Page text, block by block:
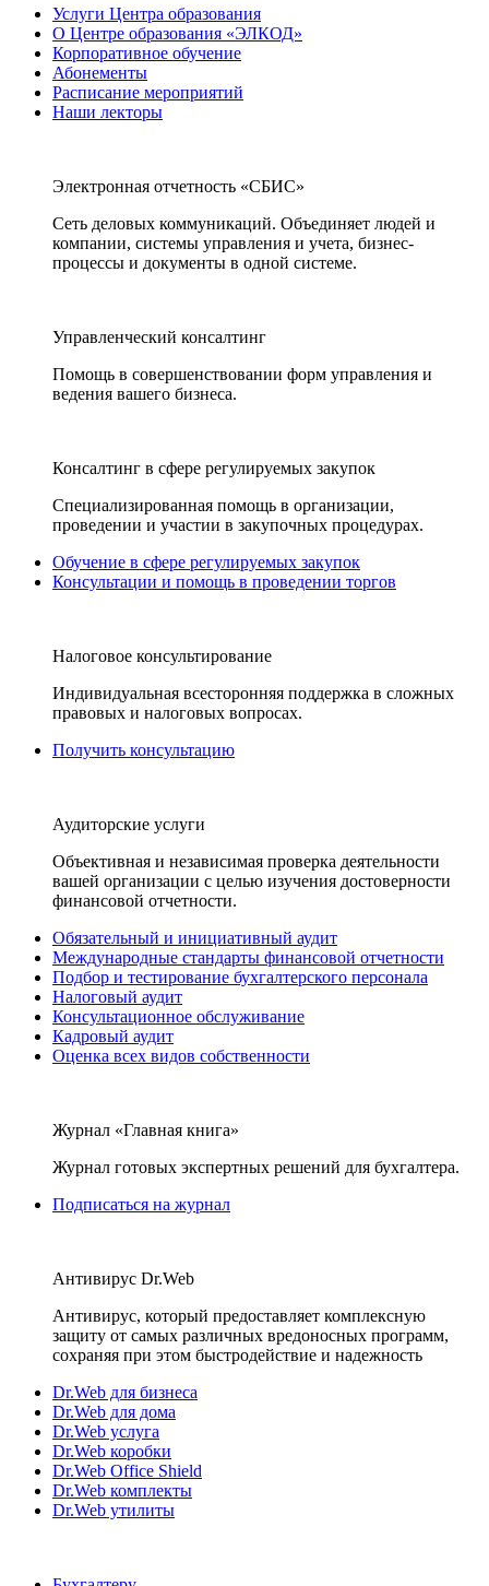
Услуги Центра образования
О Центре образования «ЭЛКОД»
Корпоративное обучение
Абонементы
Расписание мероприятий
Наши лекторы
Электронная отчетность «СБИС»
Сеть деловых коммуникаций. Объединяет людей и
компании, системы управления и учета, бизнес-
процессы и документы в одной системе.
Управленческий консалтинг
Помощь в совершенствовании форм управления и
ведения вашего бизнеса.
Консалтинг в сфере регулируемых закупок
Специализированная помощь в организации,
проведении и участии в закупочных процедурах.
Обучение в сфере регулируемых закупок
Консультации и помощь в проведении торгов
Налоговое консультирование
Индивидуальная всесторонняя поддержка в сложных
правовых и налоговых вопросах.
Получить консультацию
Аудиторские услуги
Объективная и независимая проверка деятельности
вашей организации с целью изучения достоверности
финансовой отчетности.
Обязательный и инициативный аудит
Международные стандарты финансовой отчетности
Подбор и тестирование бухгалтерского персонала
Налоговый аудит
Консультационное обслуживание
Кадровый аудит
Оценка всех видов собственности
Журнал «Главная книга»
Журнал готовых экспертных решений для бухгалтера.
Подписаться на журнал
Антивирус Dr.Web
Антивирус, который предоставляет комплексную
защиту от самых различных вредоносных программ,
сохраняя при этом быстродействие и надежность
Dr.Web для бизнеса
Dr.Web для дома
Dr.Web услуга
Dr.Web коробки
Dr.Web Office Shield
Dr.Web комплекты
Dr.Web утилиты